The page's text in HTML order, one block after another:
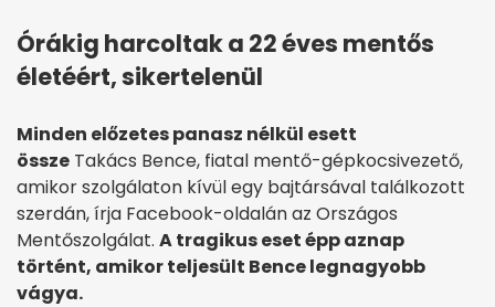
Órákig harcoltak a 22 éves mentős
életéért, sikertelenül
Minden előzetes panasz nélkül esett
össze Takács Bence, fiatal mentő-gépkocsivezető,
amikor szolgálaton kívül egy bajtársával találkozott
szerdán, írja Facebook-oldalán az Országos
Mentőszolgálat. A tragikus eset épp aznap
történt, amikor teljesült Bence legnagyobb
vágya.